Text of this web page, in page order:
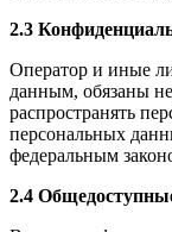
2.3
Оператор и иные
данным, обязаны
распространять
персональных
федеральным
2.4